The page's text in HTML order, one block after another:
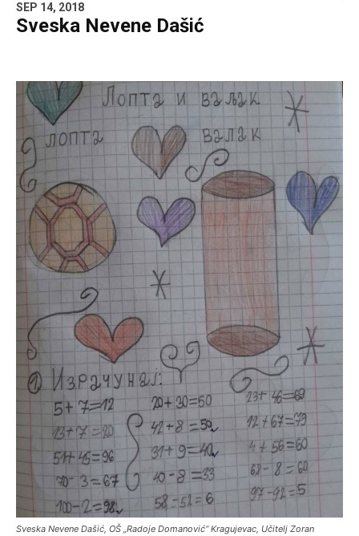
SEP 14, 2018
Sveska Nevene Dašić
Sveska Nevene Dašić, OŠ „Radoje Domanović“ Kragujevac, Učitelj Zoran